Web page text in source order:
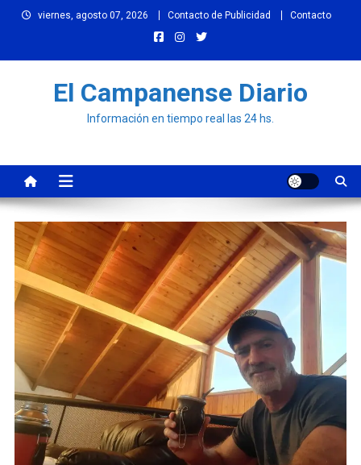
viernes, agosto 07, 2026 Contacto de Publicidad Contacto
El Campanense Diario
Información en tiempo real las 24 hs.